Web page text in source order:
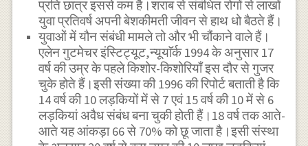
प्रति छात्र इससे कम है।शराब से संबंधित रोगों से लाखों
युवा प्रतिवर्ष अपनी बेशकीमती जीवन से हाथ धो बैठते हैं।
युवाओं में यौन संबंधी मामले तो और भी चौंकाने वाले हैं।
एलेन गुटमेचर इंस्टिट्यूट,न्यूयाॅर्क 1994 के अनुसार 17
वर्ष की उम्र के पहले किशोर-किशोरियाँ इस दौर से गुजर
चुके होते हैं।इसी संख्या की 1996 की रिपोर्ट बताती है कि
14 वर्ष की 10 लड़कियों में से 7 एवं 15 वर्ष की 10 में से 6
लड़कियां अवैध संबंध बना चुकी होती हैं।18 वर्ष तक आते-
आते यह आंकड़ा 66 से 70% को छू जाता है।इसी संस्था